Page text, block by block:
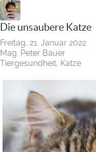
Die unsaubere Katze
Freitag, 21. Januar 2022
Mag. Peter Bauer
Tiergesundheit Katze